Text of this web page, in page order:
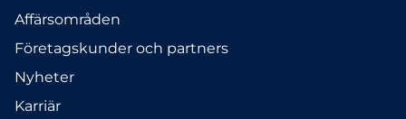
Affärsområden
Företagskunder och partners
Nyheter
Karriär